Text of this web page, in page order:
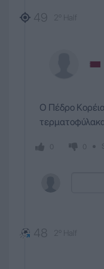
49 2º Half
Ο Πέδρο
48 2º Half